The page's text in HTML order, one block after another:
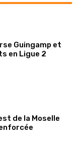
Guingamp et
en Ligue 2
de la Moselle